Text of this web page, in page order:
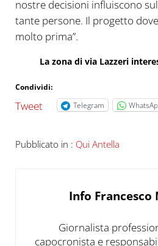
nostre decisioni influiscono
tante persone. Il progetto
molto prima”.
La zona di via Lazzeri
Condividi:
Tweet Telegram
Pubblicato in : Qui Antella
Info
Giornalista
capocronista e